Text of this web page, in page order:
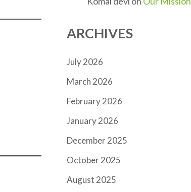
ARCHIVES
July 2026
March 2026
February 2026
January 2026
December 2025
October 2025
August 2025